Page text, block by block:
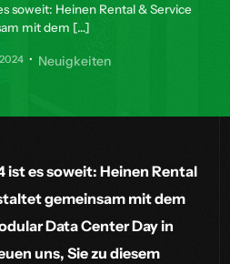
soweit: Heinen Rental & Service
mit dem […]
Neuigkeiten
ist es soweit: Heinen Rental
gemeinsam mit dem
Data Center Day in
uns, Sie zu diesem